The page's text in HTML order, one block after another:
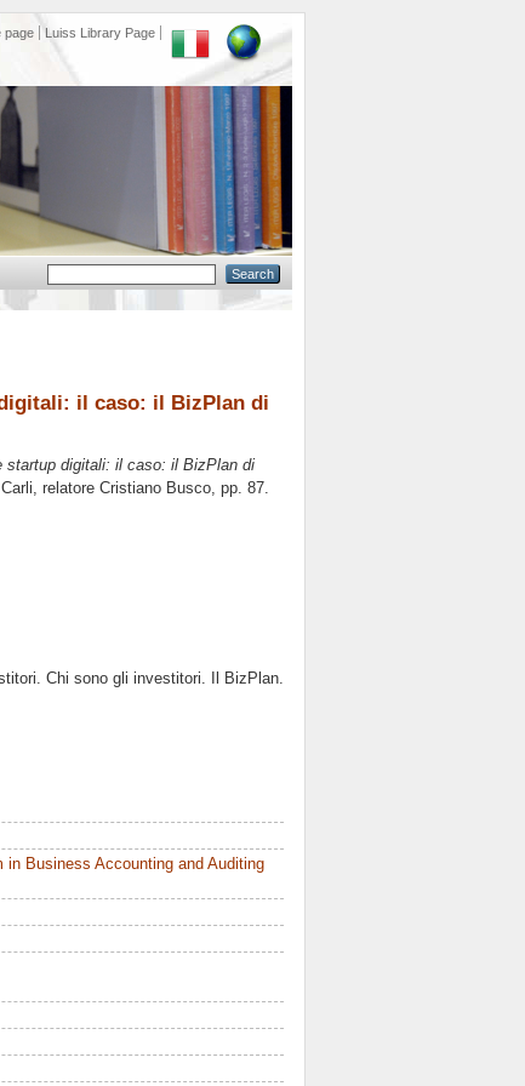
page Luiss Library Page
il caso: il BizPlan di
startup digitali: il caso: il BizPlan di
relatore Cristiano Busco, pp. 87.
Chi sono gli investitori. Il BizPlan.
in Business Accounting and Auditing